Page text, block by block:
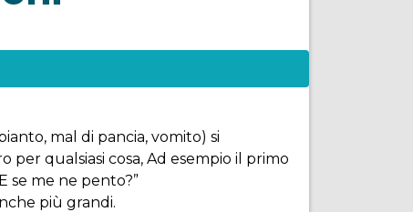
mal di pancia, vomito) si
qualsiasi cosa, Ad esempio il primo
se me ne pento?”
più grandi.